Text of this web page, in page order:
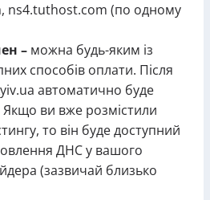
ns4.tuthost.com (по одному
– можна будь-яким із
способів оплати. Після
автоматично буде
Якщо ви вже розмістили
то він буде доступний
ДНС у вашого
(зазвичай близько